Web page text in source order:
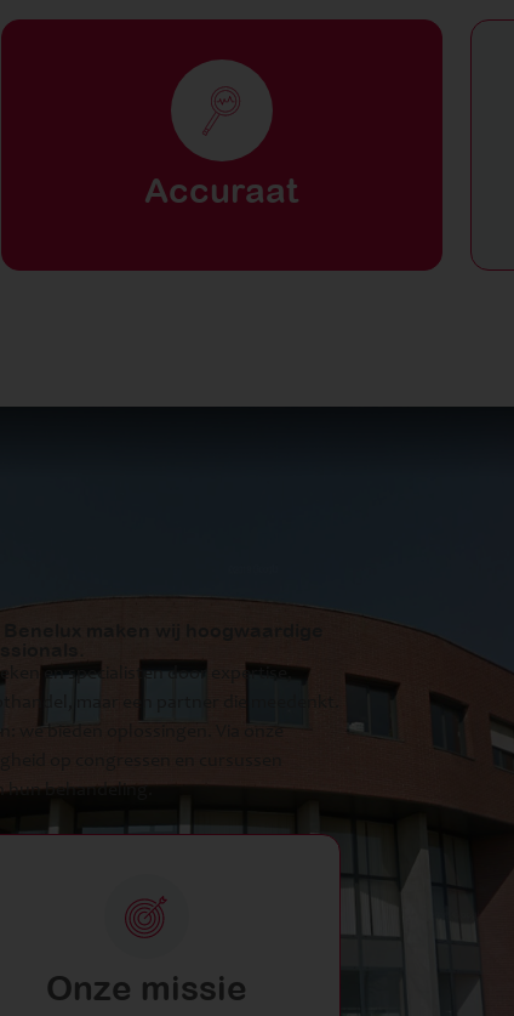
Accuraat
maken wij hoogwaardige
en specialisten door expertise,
we bieden oplossingen. Via onze
op congressen en cursussen
hun behandeling.
Onze missie